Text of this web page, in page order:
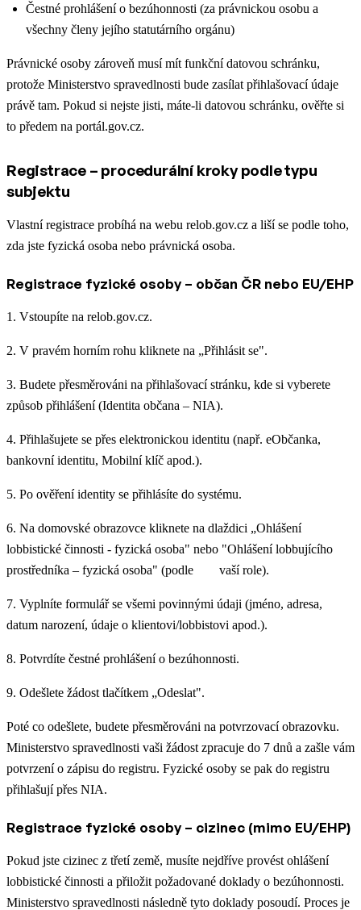
Čestné prohlášení o bezúhonnosti (za právnickou osobu a
všechny členy jejího statutárního orgánu)
Právnické osoby zároveň musí mít funkční datovou schránku,
protože Ministerstvo spravedlnosti bude zasílat přihlašovací údaje
právě tam. Pokud si nejste jisti, máte-li datovou schránku, ověřte si
to předem na portál.gov.cz.
Registrace – procedurální kroky podle typu
subjektu
Vlastní registrace probíhá na webu relob.gov.cz a liší se podle toho,
zda jste fyzická osoba nebo právnická osoba.
Registrace fyzické osoby – občan ČR nebo EU/EHP
1. Vstoupíte na relob.gov.cz.
2. V pravém horním rohu kliknete na „Přihlásit se".
3. Budete přesměrováni na přihlašovací stránku, kde si vyberete
způsob přihlášení (Identita občana – NIA).
4. Přihlašujete se přes elektronickou identitu (např. eObčanka,
bankovní identitu, Mobilní klíč apod.).
5. Po ověření identity se přihlásíte do systému.
6. Na domovské obrazovce kliknete na dlaždici „Ohlášení
lobbistické činnosti - fyzická osoba" nebo "Ohlášení lobbujícího
prostředníka – fyzická osoba" (podle vaší role).
7. Vyplníte formulář se všemi povinnými údaji (jméno, adresa,
datum narození, údaje o klientovi/lobbistovi apod.).
8. Potvrdíte čestné prohlášení o bezúhonnosti.
9. Odešlete žádost tlačítkem „Odeslat".
Poté co odešlete, budete přesměrováni na potvrzovací obrazovku.
Ministerstvo spravedlnosti vaši žádost zpracuje do 7 dnů a zašle vám
potvrzení o zápisu do registru. Fyzické osoby se pak do registru
přihlašují přes NIA.
Registrace fyzické osoby – cizinec (mimo EU/EHP)
Pokud jste cizinec z třetí země, musíte nejdříve provést ohlášení
lobbistické činnosti a přiložit požadované doklady o bezúhonnosti.
Ministerstvo spravedlnosti následně tyto doklady posoudí. Proces je